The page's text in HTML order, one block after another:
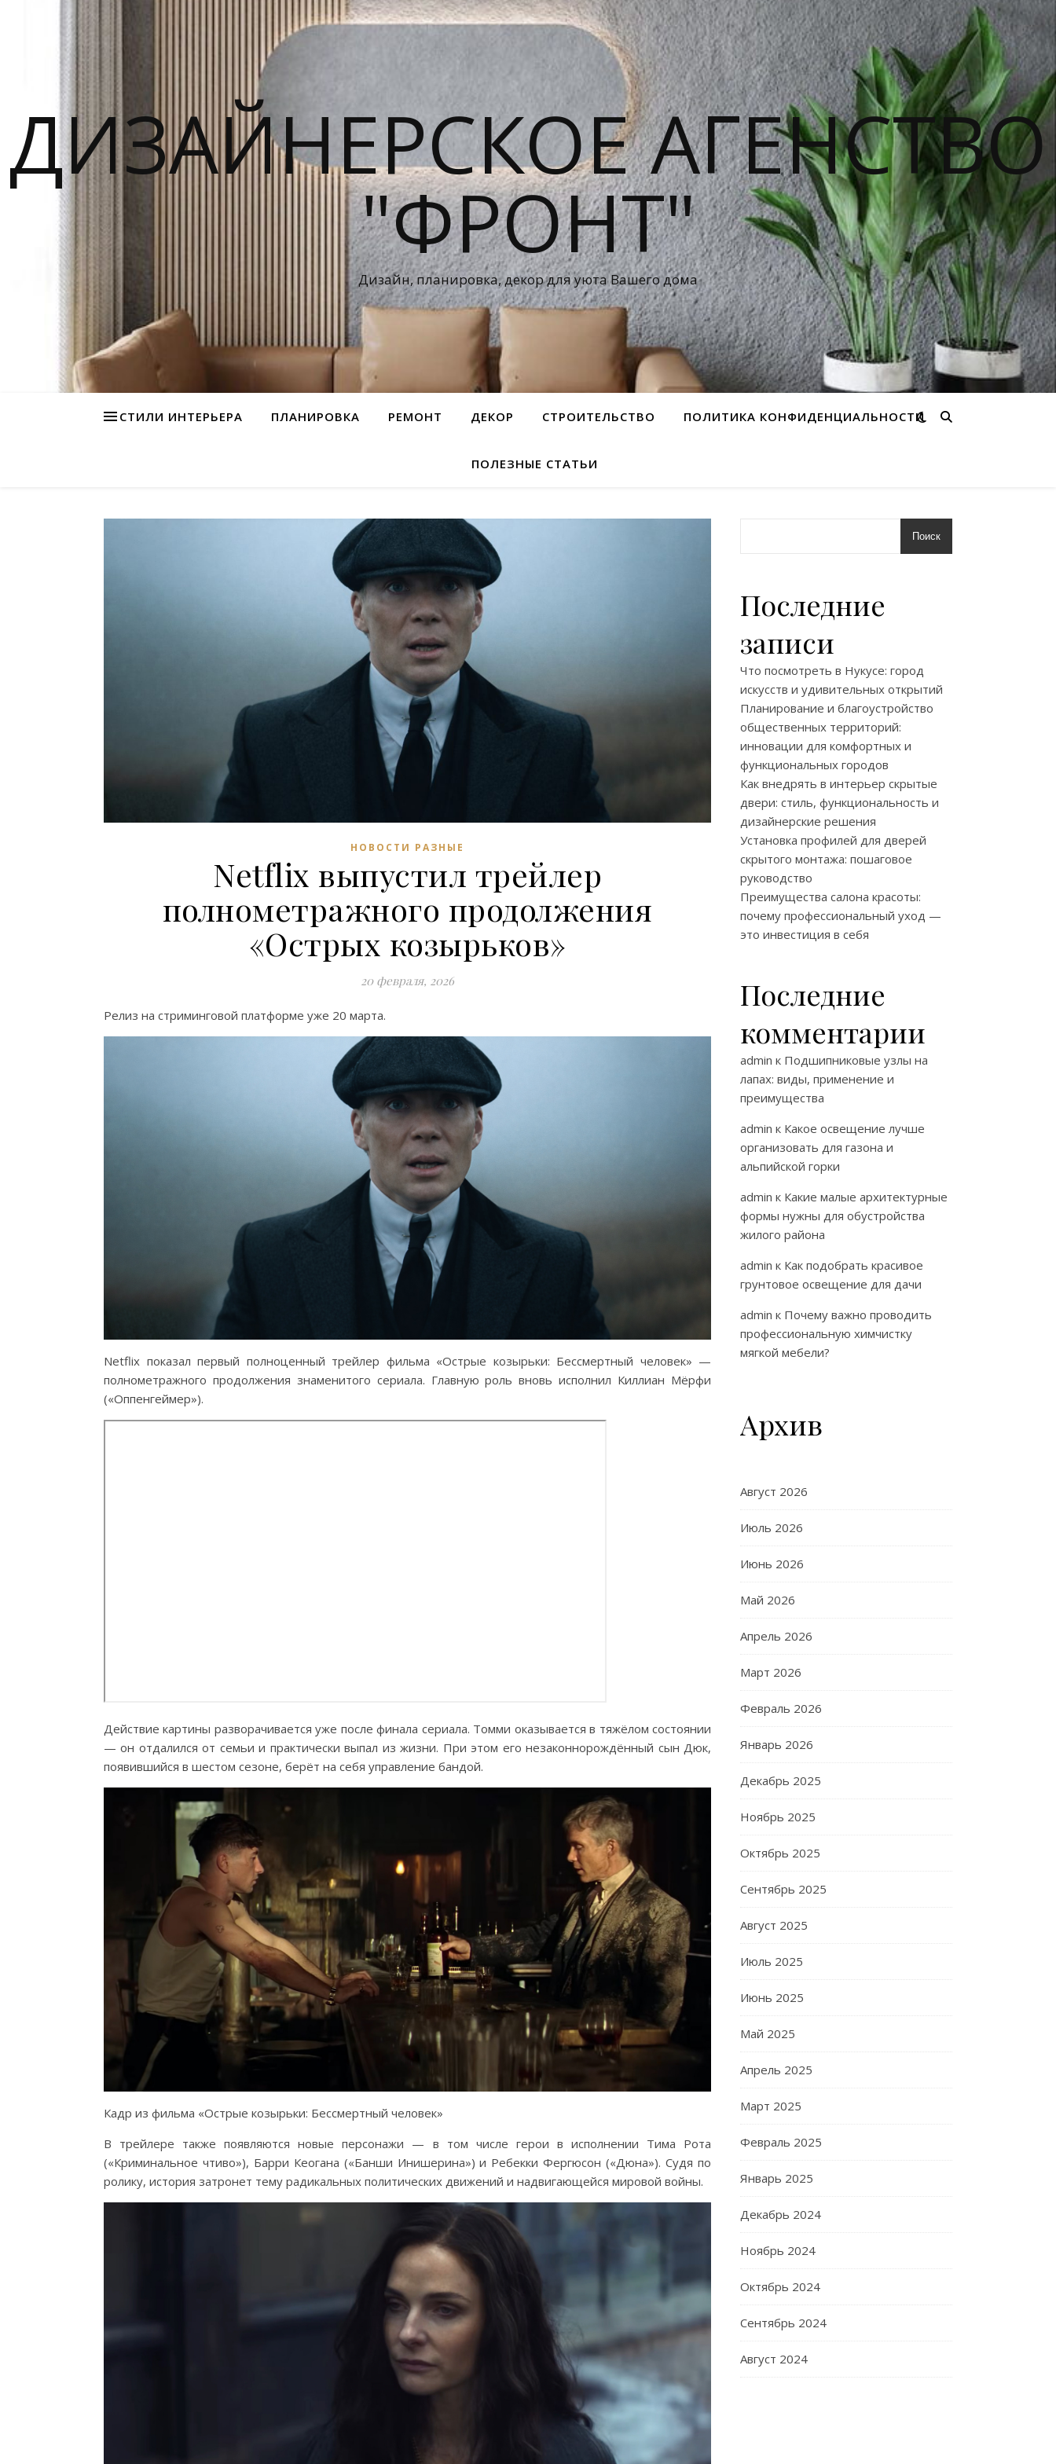
ДИЗАЙНЕРСКОЕ АГЕНСТВО
"ФРОНТ"
Дизайн, планировка, декор для уюта Вашего дома
СТИЛИ ИНТЕРЬЕРА ПЛАНИРОВКА РЕМОНТ ДЕКОР СТРОИТЕЛЬСТВО ПОЛИТИКА КОНФИДЕНЦИАЛЬНОСТИ
ПОЛЕЗНЫЕ СТАТЬИ
НОВОСТИ РАЗНЫЕ
Netflix выпустил трейлер
полнометражного продолжения
«Острых козырьков»
20 февраля, 2026
Релиз на стриминговой платформе уже 20 марта.
Netflix показал первый полноценный трейлер фильма «Острые козырьки: Бессмертный человек» —
полнометражного продолжения знаменитого сериала. Главную роль вновь исполнил Киллиан Мёрфи
(«Оппенгеймер»).
Действие картины разворачивается уже после финала сериала. Томми оказывается в тяжёлом состоянии
— он отдалился от семьи и практически выпал из жизни. При этом его незаконнорождённый сын Дюк,
появившийся в шестом сезоне, берёт на себя управление бандой.
Кадр из фильма «Острые козырьки: Бессмертный человек»
В трейлере также появляются новые персонажи — в том числе герои в исполнении Тима Рота
(«Криминальное чтиво»), Барри Кеогана («Банши Инишерина») и Ребекки Фергюсон («Дюна»). Судя по
ролику, история затронет тему радикальных политических движений и надвигающейся мировой войны.
Поиск
Последние
записи
Что посмотреть в Нукусе: город
искусств и удивительных открытий
Планирование и благоустройство
общественных территорий:
инновации для комфортных и
функциональных городов
Как внедрять в интерьер скрытые
двери: стиль, функциональность и
дизайнерские решения
Установка профилей для дверей
скрытого монтажа: пошаговое
руководство
Преимущества салона красоты:
почему профессиональный уход —
это инвестиция в себя
Последние
комментарии
admin к Подшипниковые узлы на
лапах: виды, применение и
преимущества
admin к Какое освещение лучше
организовать для газона и
альпийской горки
admin к Какие малые архитектурные
формы нужны для обустройства
жилого района
admin к Как подобрать красивое
грунтовое освещение для дачи
admin к Почему важно проводить
профессиональную химчистку
мягкой мебели?
Архив
Август 2026
Июль 2026
Июнь 2026
Май 2026
Апрель 2026
Март 2026
Февраль 2026
Январь 2026
Декабрь 2025
Ноябрь 2025
Октябрь 2025
Сентябрь 2025
Август 2025
Июль 2025
Июнь 2025
Май 2025
Апрель 2025
Март 2025
Февраль 2025
Январь 2025
Декабрь 2024
Ноябрь 2024
Октябрь 2024
Сентябрь 2024
Август 2024